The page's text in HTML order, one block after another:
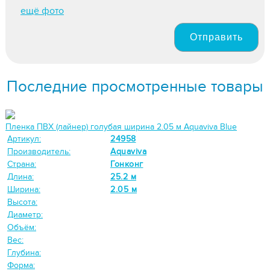
ещё фото
Отправить
Последние просмотренные товары
Пленка ПВХ (лайнер) голубая ширина 2.05 м Aquaviva Blue
Артикул:
24958
Производитель:
Aquaviva
Страна:
Гонконг
Длина:
25.2 м
Ширина:
2.05 м
Высота:
Диаметр:
Объём:
Вес:
Глубина:
Форма: